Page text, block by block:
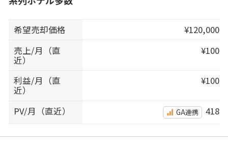
希望売却価格
¥120,000
売上/月（直
近）
¥100
利益/月（直
近）
¥100
PV/月（直近） GA連携 418